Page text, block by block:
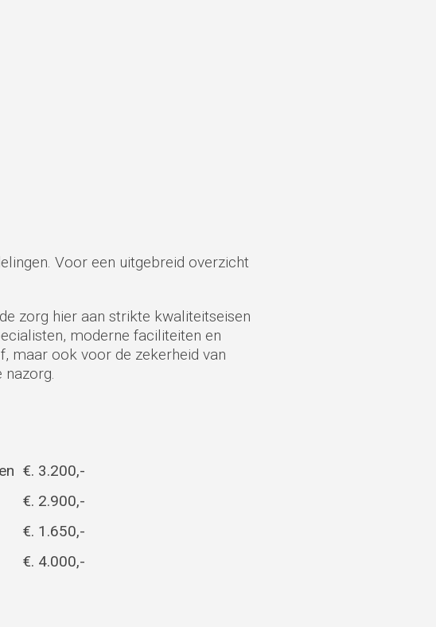
Voor een uitgebreid overzicht
zorg hier aan strikte kwaliteitseisen
moderne faciliteiten en
maar ook voor de zekerheid van
nazorg.
€. 3.200,-
€. 2.900,-
€. 1.650,-
€. 4.000,-